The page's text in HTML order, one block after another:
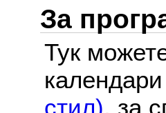
За
Тук
стил), за